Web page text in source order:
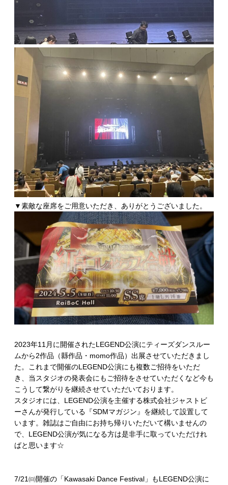
▼素敵な座席をご用意いただき、ありがとうございました。
2023年11月に開催されたLEGEND公演にティーズダンスルー
ムから2作品（縣作品・momo作品）出展させていただきまし
た。これまで開催のLEGEND公演にも複数ご招待をいただ
き、当スタジオの発表会にもご招待をさせていただくなど今も
こうして繋がりを継続させていただいております。
スタジオには、LEGEND公演を主催する株式会社ジャストビ
ーさんが発行している『SDMマガジン』を継続して設置して
います。雑誌はご自由にお持ち帰りいただいて構いませんの
で、LEGEND公演が気になる方は是非手に取っていただけれ
ばと思います☆
7/21㈰開催の「Kawasaki Dance Festival」もLEGEND公演に